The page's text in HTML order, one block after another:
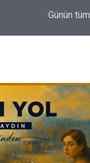
Günün tüm